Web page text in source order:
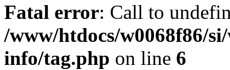
Fatal error: Call to
/www/htdocs/w0068f86/
info/tag.php on line 6